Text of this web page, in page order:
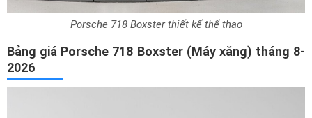
Porsche 718 Boxster thiết kế thể thao
Bảng giá Porsche 718 Boxster (Máy xăng) tháng 8-
2026